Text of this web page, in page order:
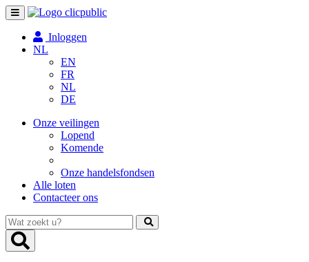
Toggle
navigation
Inloggen
NL
EN
FR
NL
DE
Onze veilingen
Lopend
Komende
Onze handelsfondsen
Alle loten
Contacteer ons
Wat
zoekt
u?